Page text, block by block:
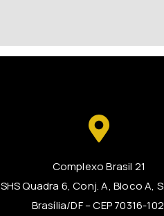
Complexo Brasil 21
SHS Quadra 6, Conj. A, Bloco A,
Brasília/DF – CEP 70316-102